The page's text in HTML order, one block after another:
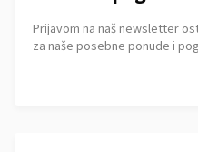
Prijavom na naš newsletter
za naše posebne ponude i